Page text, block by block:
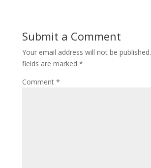
Submit a Comment
Your email address will not be published.
fields are marked *
Comment *